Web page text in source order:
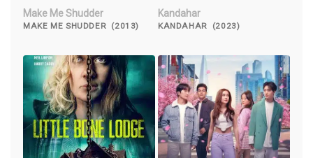
Make Me Shudder
MAKE ME SHUDDER (2013)
Kandahar
KANDAHAR (2023)